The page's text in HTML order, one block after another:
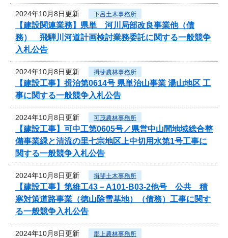
2024年10月8日更新 下呂土木事務所
【建設関連業務】県単 河川局部改良事業他（債
務） 飛騨川河道計画検討業務委託に関する一般競争
入札公告
2024年10月8日更新 揖斐農林事務所
【建設工事】揖治第0614号 県単治山事業 湯山地区 工
事に関する一般競争入札公告
2024年10月8日更新 可茂農林事務所
【建設工事】可中工第0605号／県営中山間地域総合整
備事業緑と清流の里七宗地区上中切用水第1号工事に
関する一般競争入札公告
2024年10月8日更新 揖斐土木事務所
【建設工事】第維工43－A101-B03-2他号 公共 積
寒対策道路事業（徳山除雪基地）（債務）工事に関す
る一般競争入札公告
2024年10月8日更新 郡上農林事務所